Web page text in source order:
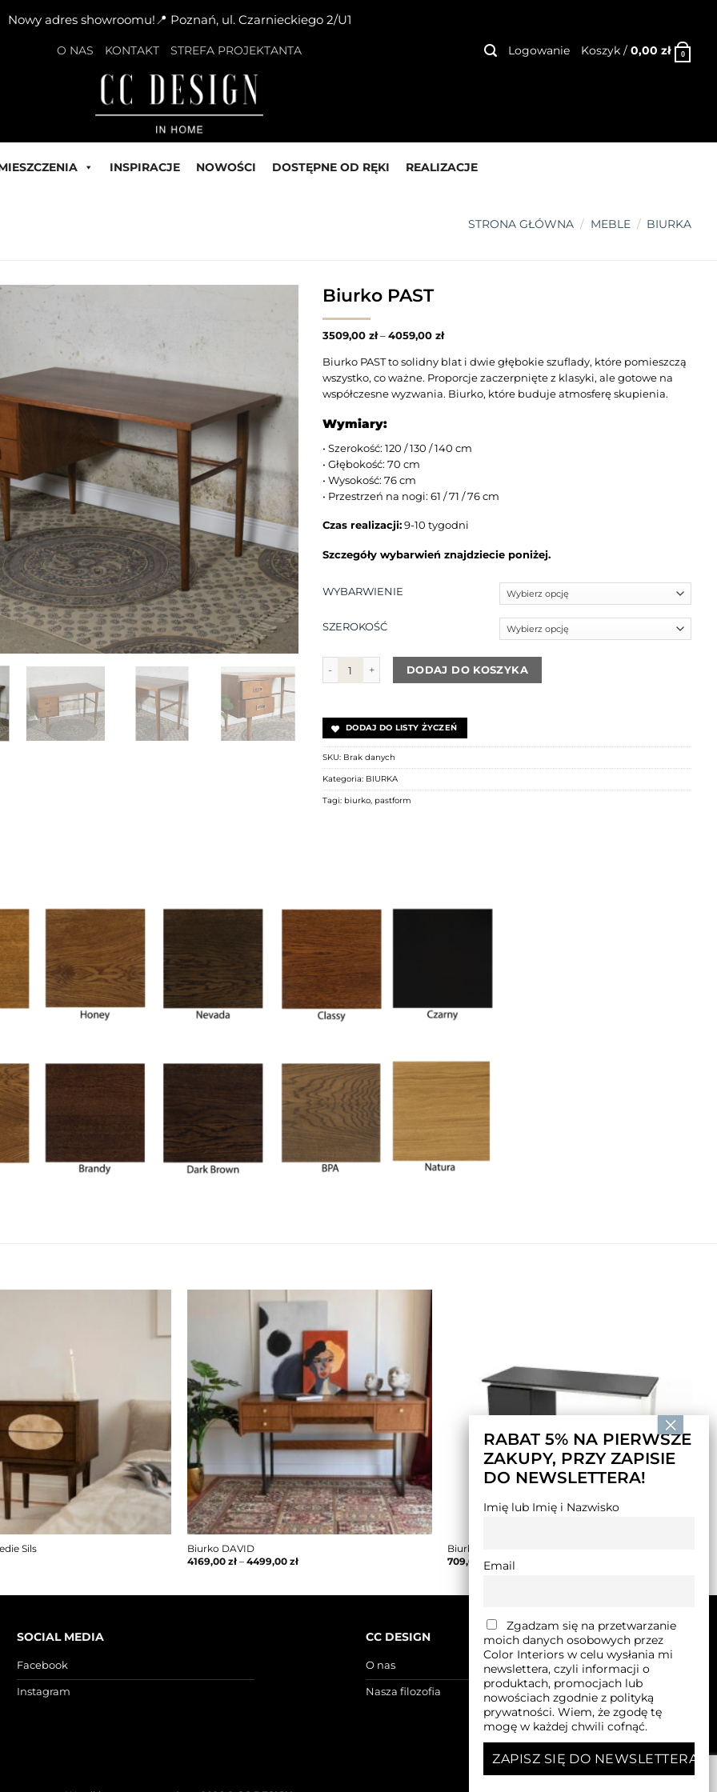
Nowy adres showroomu!📍 Poznań, ul. Czarnieckiego 2/U1
O NAS KONTAKT STREFA PROJEKTANTA Logowanie Koszyk / 0,00 zł 0
INSPIRACJE NOWOŚCI DOSTĘPNE OD RĘKI REALIZACJE
STRONA GŁÓWNA / MEBLE / BIURKA
Biurko PAST
3509,00 zł–4059,00 zł
Biurko PAST to solidny blat i dwie głębokie szuflady, które pomieszczą
wszystko, co ważne. Proporcje zaczerpnięte z klasyki, ale gotowe na
współczesne wyzwania. Biurko, które buduje atmosferę skupienia.
Wymiary:
• Szerokość: 120 / 130 / 140 cm
• Głębokość: 70 cm
• Wysokość: 76 cm
• Przestrzeń na nogi: 61 / 71 / 76 cm
Czas realizacji:9-10 tygodni
Szczegóły wybarwień znajdziecie poniżej.
WYBARWIENIE
SZEROKOŚĆ
ilość Biurko PASTDODAJ DO KOSZYKA
DODAJ DO LISTY ŻYCZEŃ
SKU: Brak danych
Kategoria: BIURKA
Tagi: biurko, pastform
Sils
Biurko DAVID
4169,00 zł– 4499,00 zł
Biurko z kontenerem COLOR
709,00 zł– 783,00
SOCIAL MEDIA
Facebook
Instagram
CC DESIGN
O nas
Nasza filozofia
RABAT 5% NA PIERWSZE
ZAKUPY, PRZY ZAPISIE
DO NEWSLETTERA!
Imię lub Imię i Nazwisko
Email
Zgadzam się na przetwarzanie
moich danych osobowych przez
Color Interiors w celu wysłania mi
newslettera, czyli informacji o
produktach, promocjach lub
nowościach zgodnie z polityką
prywatności. Wiem, że zgodę tę
mogę w każdej chwili cofnąć.